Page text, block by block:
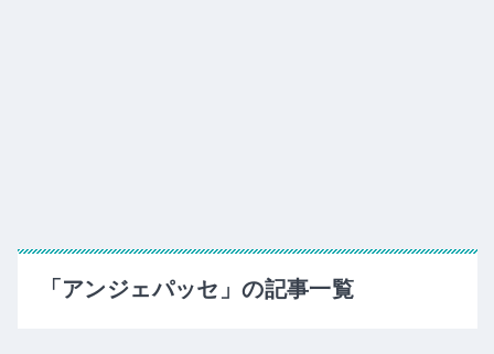
「アンジェパッセ」の記事一覧